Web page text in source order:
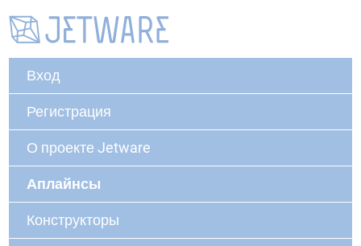
Вход
Регистрация
О проекте Jetware
Аплайнсы
Конструкторы